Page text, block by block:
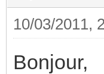
10/03/2011,
Bonjour,